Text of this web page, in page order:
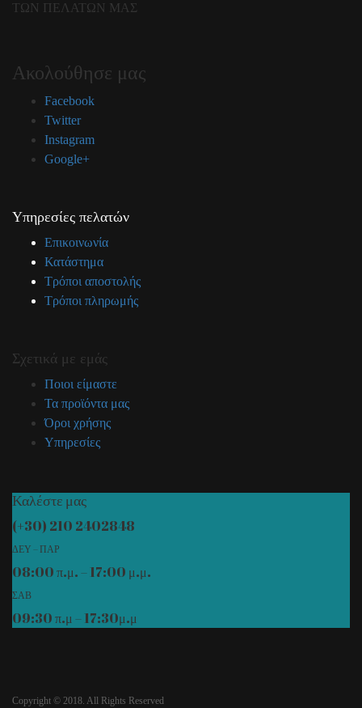
ΤΩΝ ΠΕΛΑΤΩΝ ΜΑΣ
Ακολούθησε μας
Facebook
Twitter
Instagram
Google+
Υπηρεσίες πελατών
Επικοινωνία
Κατάστημα
Τρόποι αποστολής
Τρόποι πληρωμής
Σχετικά με εμάς
Ποιοι είμαστε
Τα προϊόντα μας
Όροι χρήσης
Υπηρεσίες
Καλέστε μας
(+30) 210 2402848
ΔΕΥ – ΠΑΡ
08:00 π.μ. – 17:00 μ.μ.
ΣΑΒ
09:30 π.μ – 17:30μ.μ
Copyright © 2018. All Rights Reserved